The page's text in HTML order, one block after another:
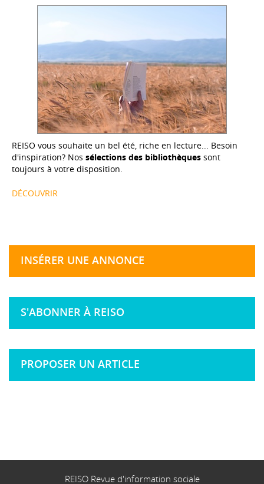
REISO vous souhaite un bel été, riche en lecture... Besoin
d'inspiration? Nos sélections des bibliothèques sont
toujours à votre disposition.
DÉCOUVRIR
INSÉRER UNE ANNONCE
S'ABONNER À REISO
PROPOSER UN ARTICLE
REISO Revue d'information sociale